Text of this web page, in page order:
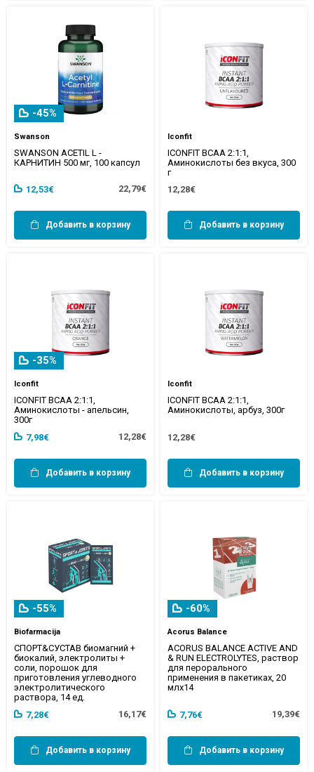
-45%
Swanson
SWANSON ACETIL L -
КАРНИТИН 500 мг, 100 капсул
12,53€ 22,79€
Добавить в корзину
Iconfit
ICONFIT BCAA 2:1:1,
Аминокислоты без вкуса, 300
г
12,28€
Добавить в корзину
-35%
Iconfit
ICONFIT BCAA 2:1:1,
Аминокислоты - апельсин,
300г
7,98€
12,28€
Добавить в корзину
Iconfit
ICONFIT BCAA 2:1:1,
Аминокислоты, арбуз, 300г
12,28€
Добавить в корзину
-55%
Biofarmacija
СПОРТ&СУСТАВ биомагний +
биокалий, электролиты +
соли, порошок для
приготовления углеводного
электролитического
раствора, 14 ед.
7,28€
16,17€
Добавить в корзину
-60%
Acorus Balance
ACORUS BALANCE ACTIVE AND
& RUN ELECTROLYTES, раствор
для перорального
применения в пакетиках, 20
млx14
7,76€ 19,39€
Добавить в корзину